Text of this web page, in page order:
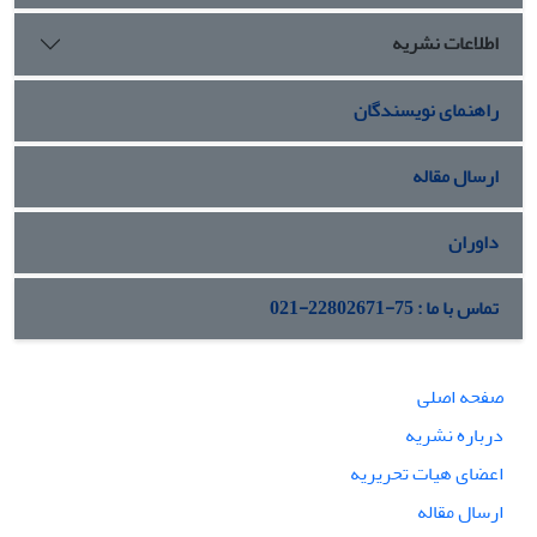
رقابت با روسیه در تأمین گاز اتحادیه اروپا ایفای نقش خواهد
نمود. روش این نوشتار توصیفی
تحلیلی و بر مبنای نظریه
وابستگی متقابل می‌باشد.
اطلاعات نشریه
راهنمای نویسندگان
ارسال مقاله
داوران
تماس با ما : 75-22802671-021
صفحه اصلی
درباره نشریه
اعضای هیات تحریریه
ارسال مقاله